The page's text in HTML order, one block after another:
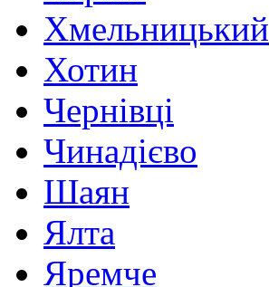
Хмельницький
Хотин
Чернівці
Чинадієво
Шаян
Ялта
Яремче